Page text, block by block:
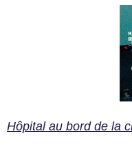
Hôpital au bord de la